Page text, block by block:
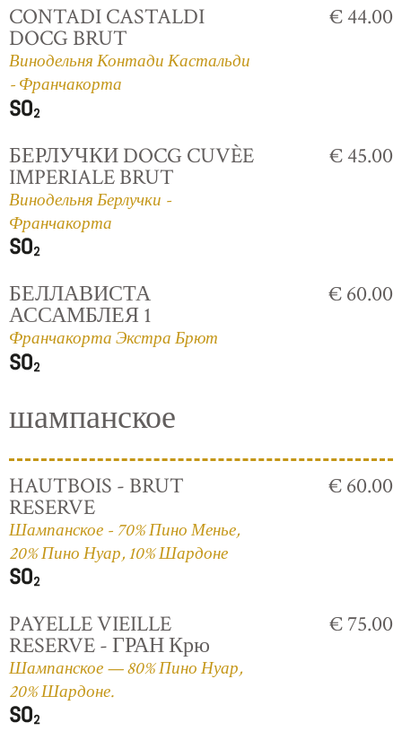
CONTADI CASTALDI
DOCG BRUT
Винодельня Контади Кастальди
- Франчакорта
€ 44.00
БЕРЛУЧКИ DOCG CUVÈE
IMPERIALE BRUT
Винодельня Берлучки -
Франчакорта
€ 45.00
БЕЛЛАВИСТА
АССАМБЛЕЯ 1
Франчакорта Экстра Брют
€ 60.00
шампанское
HAUTBOIS - BRUT
RESERVE
Шампанское - 70% Пино Менье,
20% Пино Нуар, 10% Шардоне
€ 60.00
PAYELLE VIEILLE
RESERVE - ГРАН Крю
Шампанское — 80% Пино Нуар,
20% Шардоне.
€ 75.00